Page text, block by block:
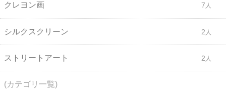
クレヨン画 7
シルクスクリーン 2
ストリートアート 2
(カテゴリ一覧)